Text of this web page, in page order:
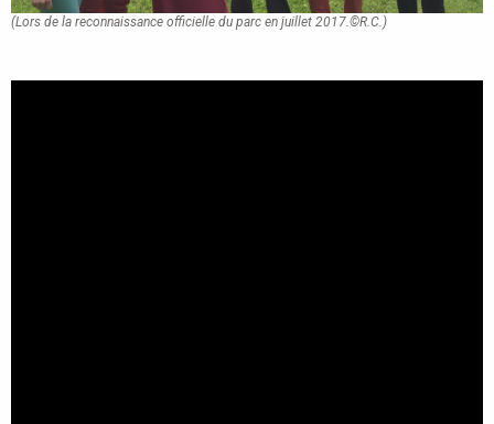
(Lors de la reconnaissance officielle du parc en juillet 2017.©R.C.)